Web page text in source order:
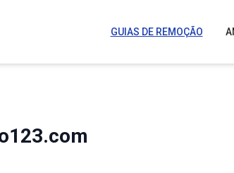
GUIAS DE REMOÇÃO